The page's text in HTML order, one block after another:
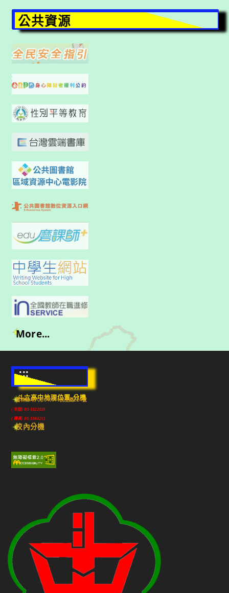
公共資源
More...
:::
斗六高中地理位置-分機
雲林縣斗六市640010民生路224號
(市話) 05-5322039
(傳真) 05-5348213
校內分機